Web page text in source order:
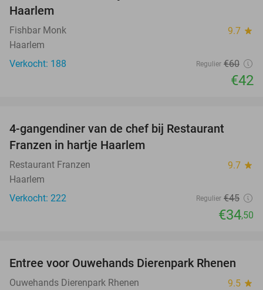
Haarlem
Fishbar Monk 9.7 star
Haarlem
Verkocht: 188
Regulier €60
€42
4-gangendiner van de chef bij Restaurant
Franzen in hartje Haarlem
Restaurant Franzen 9.7 star
Haarlem
Verkocht: 222
Regulier €45
€34,50
19%
Entree voor Ouwehands Dierenpark Rhenen
Ouwehands Dierenpark Rhenen 9.5 star